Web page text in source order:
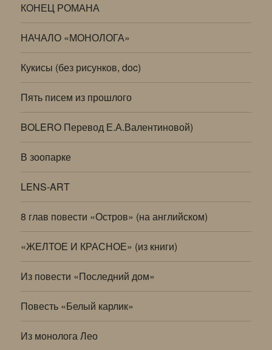
КОНЕЦ РОМАНА
НАЧАЛО «МОНОЛОГА»
Кукисы (без рисунков, doc)
Пять писем из прошлого
BOLERO Перевод Е.А.Валентиновой)
В зоопарке
LENS-ART
8 глав повести «Остров» (на английском)
«ЖЕЛТОЕ И КРАСНОЕ» (из книги)
Из повести «Последний дом»
Повесть «Белый карлик»
Из монолога Лео